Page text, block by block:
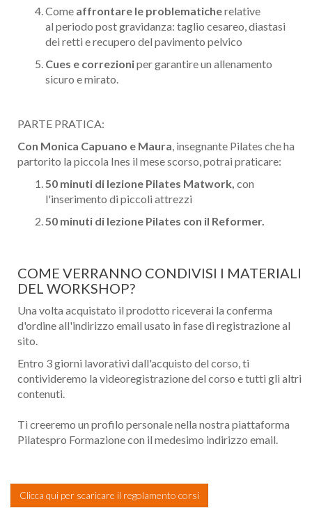
Come affrontare le problematicherelative
al periodo post gravidanza: taglio cesareo, diastasi
dei retti e recupero del pavimento pelvico
Cues e correzioniper garantire un allenamento
sicuro e mirato.
PARTE PRATICA:
Con Monica Capuano e Maura, insegnante Pilates che ha
partorito la piccola Ines il mese scorso, potrai praticare:
50 minuti di lezione Pilates Matwork, con
l'inserimento di piccoli attrezzi
50 minuti di lezione Pilates con il Reformer.
COME VERRANNO CONDIVISI I MATERIALI
DEL WORKSHOP?
Una volta acquistato il prodotto riceverai la conferma
d'ordine all'indirizzo email usato in fase di registrazione al
sito.
Entro 3 giorni lavorativi dall'acquisto del corso, ti
contivideremo la videoregistrazione del corso e tutti gli altri
contenuti.
Ti creeremo un profilo personale nella nostra piattaforma
Pilatespro Formazione con il medesimo indirizzo email.
Clicca qui per scaricare il regolamento corsi